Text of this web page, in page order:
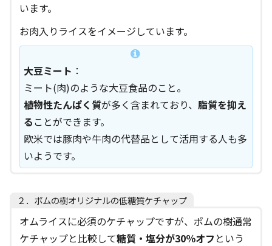
います。
お肉入りライスをイメージしています。
大豆ミート ：
ミート(肉)のような大豆食品のこと。
植物性たんぱく質が多く含まれており、 脂質を抑え
る ことができます。
欧米では豚肉や牛肉の代替品として活用する人も多
いようです。
２．ポムの樹オリジナルの低糖質ケチャップ
オムライスに必須のケチャップですが、ポムの樹通常
ケチャップと比較して糖質・塩分が30％オフ という